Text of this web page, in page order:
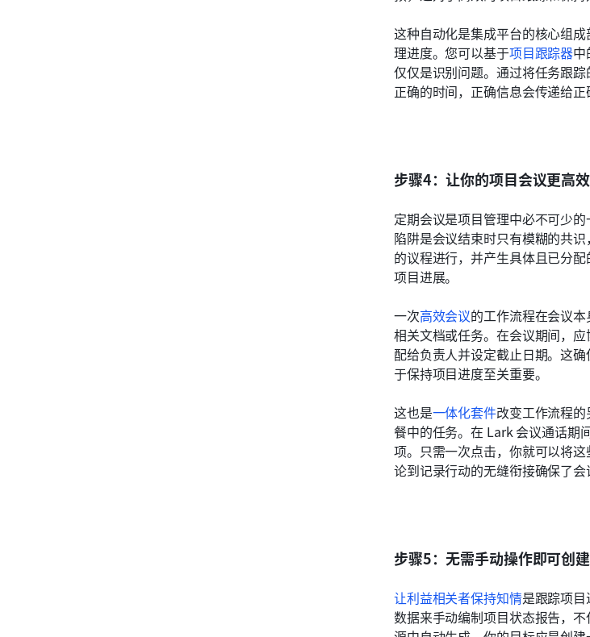
这种自动化是集成平台的核心组
理进度。您可以基于项目跟踪器
仅仅是识别问题。通过将任务跟
正确的时间，正确信息会传递给
步骤4：让你的项目会议更高
定期会议是项目管理中必不可少
陷阱是会议结束时只有模糊的共
的议程进行，并产生具体且已分
项目进展。
一次高效会议的工作流程在会议
相关文档或任务。在会议期间，
配给负责人并设定截止日期。这
于保持项目进度至关重要。
这也是一体化套件改变工作流程
餐中的任务。在 Lark 会议通话期
项。只需一次点击，你就可以将
论到记录行动的无缝衔接确保了
步骤5：无需手动操作即可创
让利益相关者保持知情是跟踪项
数据来手动编制项目状态报告，